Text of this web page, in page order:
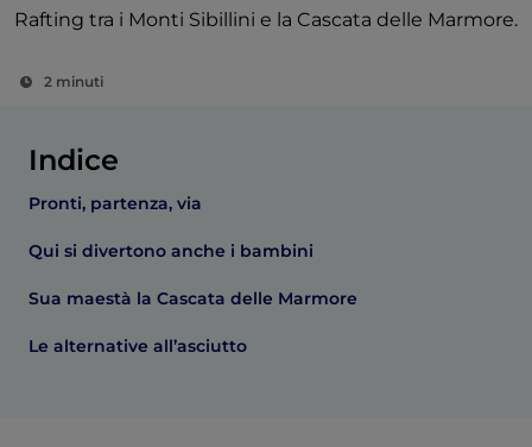
Rafting tra i Monti Sibillini e la Cascata delle Marmore.
2 minuti
Indice
Pronti, partenza, via
Qui si divertono anche i bambini
Sua maestà la Cascata delle Marmore
Le alternative all’asciutto